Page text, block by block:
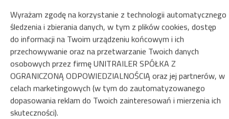
Wyrażam zgodę na korzystanie z technologii automatycznego
śledzenia i zbierania danych, w tym z plików cookies, dostęp
do informacji na Twoim urządzeniu końcowym i ich
przechowywanie oraz na przetwarzanie Twoich danych
osobowych przez firmę UNITRAILER SPÓŁKA Z
OGRANICZONĄ ODPOWIEDZIALNOŚCIĄ oraz jej partnerów, w
celach marketingowych (w tym do zautomatyzowanego
dopasowania reklam do Twoich zainteresowań i mierzenia ich
skuteczności).